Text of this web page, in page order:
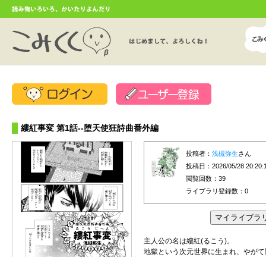
縷紅事変 第1話--堕天使狂詩曲番外編
投稿者： 浅槻弥生さん
投稿日：2026/05/28
閲覧回数：39
ライブラリ登録数： 0
主人公の名は縷紅(るこう)。
地獄という次元世界に生まれ、やが